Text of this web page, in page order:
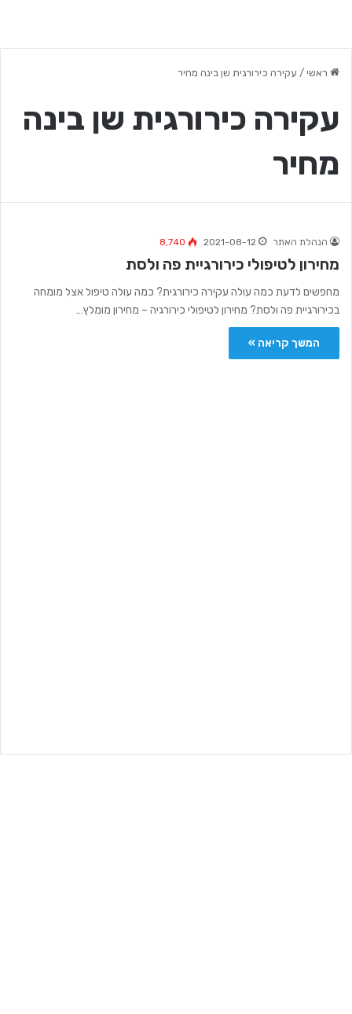
ראשי / עקירה כירורגית שן בינה מחיר
עקירה כירורגית שן בינה
מחיר
הנהלת האתר 2021-08-12
8,740
מחירון לטיפולי כירורגיית פה ולסת
מחפשים לדעת כמה עולה עקירה כירורגית? כמה עולה טיפול אצל מומחה
בכירורגיית פה ולסת? מחירון לטיפולי כירורגיה – מחירון מומלץ…
המשך קריאה »